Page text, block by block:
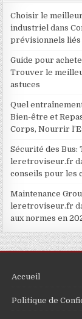
Choisir le
industriel dans
prévisionnels liés
Guide pour
Trouver le
astuces
Quel
Bien-être et
Corps, Nourrir
Sécurité des Bus:
leretroviseur.fr
conseils pour les
Maintenance
leretroviseur.fr
aux normes en
Accueil
Politique de